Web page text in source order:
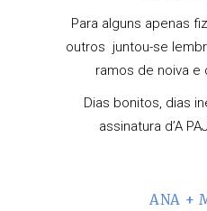
Para alguns apenas
outros juntou-se
ramos de noiva
Dias bonitos, dias
assinatura d’A
ANA +